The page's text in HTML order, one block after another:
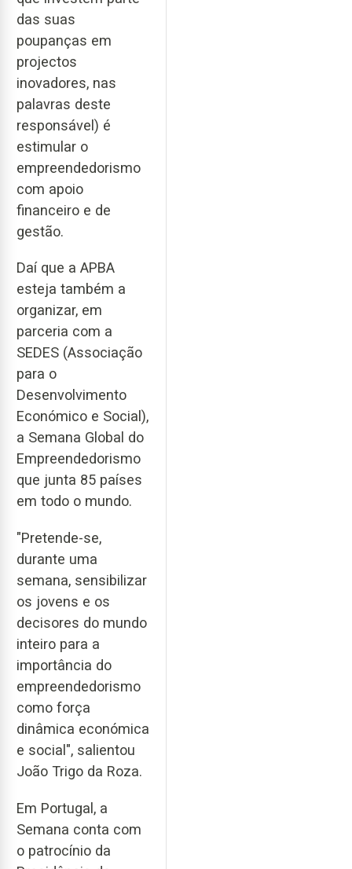
das suas
poupanças em
projectos
inovadores, nas
palavras deste
responsável) é
estimular o
empreendedorismo
com apoio
financeiro e de
gestão.
Daí que a APBA
esteja também a
organizar, em
parceria com a
SEDES (Associação
para o
Desenvolvimento
Económico e Social),
a Semana Global do
Empreendedorismo
que junta 85 países
em todo o mundo.
"Pretende-se,
durante uma
semana, sensibilizar
os jovens e os
decisores do mundo
inteiro para a
importância do
empreendedorismo
como força
dinâmica económica
e social", salientou
João Trigo da Roza.
Em Portugal, a
Semana conta com
o patrocínio da